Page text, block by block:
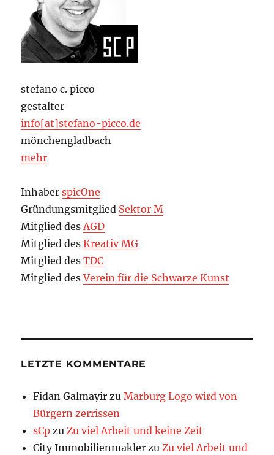
stefano c. picco
gestalter
info[at]stefano-picco.de
mönchengladbach
mehr
InhaberspicOne
Gründungsmitglied Sektor M
Mitglied desAGD
Mitglied desKreativ MG
Mitglied desTDC
Mitglied desVerein für die Schwarze Kunst
LETZTE KOMMENTARE
Fidan Galmayir zuMarburg Logo wird von
Bürgern zerrissen
sCp zuZu viel Arbeit und keine Zeit
City Immobilienmakler zuZu viel Arbeit und